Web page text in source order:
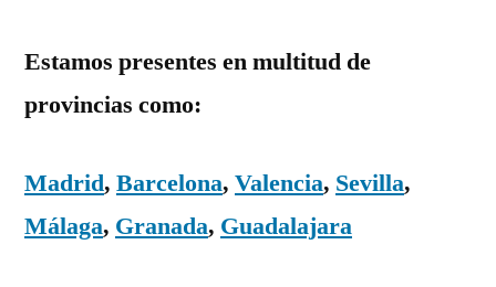
Estamos presentes en multitud de
provincias como:
Madrid, Barcelona, Valencia, Sevilla,
Málaga, Granada, Guadalajara